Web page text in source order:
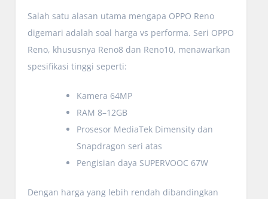
Salah satu alasan utama mengapa OPPO Reno
digemari adalah soal harga vs performa. Seri OPPO
Reno, khususnya Reno8 dan Reno10, menawarkan
spesifikasi tinggi seperti:
Kamera 64MP
RAM 8–12GB
Prosesor MediaTek Dimensity dan
Snapdragon seri atas
Pengisian daya SUPERVOOC 67W
Dengan harga yang lebih rendah dibandingkan